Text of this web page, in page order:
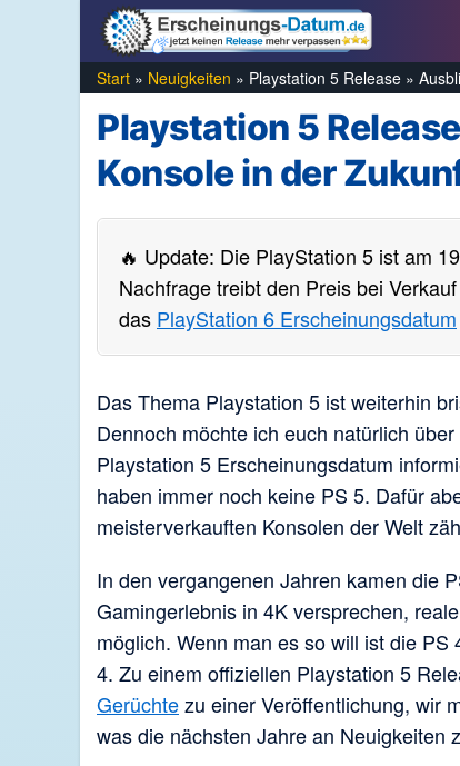
Start » Neuigkeiten » Playstation 5 Release »
Playstation 5
Konsole in der
🔥 Update: Die PlayStation 5 ist am
Nachfrage treibt den Preis bei
das PlayStation 6 Erscheinungsdatum
Das Thema Playstation 5 ist weiterhin
Dennoch möchte ich euch natürlich
Playstation 5 Erscheinungsdatum
haben immer noch keine PS 5. Dafür
meisterverkauften Konsolen der Welt
In den vergangenen Jahren kamen die
Gamingerlebnis in 4K versprechen,
möglich. Wenn man es so will ist die
4. Zu einem offiziellen Playstation 5
Gerüchtezu einer Veröffentlichung, wir
was die nächsten Jahre an Neuigkeiten